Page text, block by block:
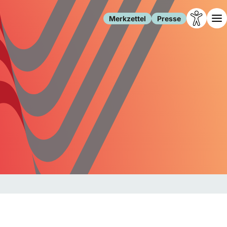
Merkzettel Presse
Leben
Familie
Freizeit
Gesundheit
Internet
Gesellschaft
Forschung
Migration
Polizei